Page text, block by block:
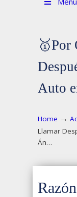
🥇Por
Auto
Home →
Llamar
Án…